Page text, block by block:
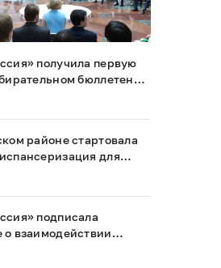
получила первую
бюллетене
Госдуму
районе стартовала
для
граждан
подписала
о взаимодействии
палатой РФ и